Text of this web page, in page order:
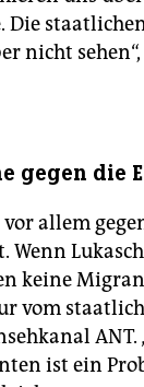
Die
nicht sehen“,
gegen die
allem
Wenn
keine
vom
ANT.
ist ein